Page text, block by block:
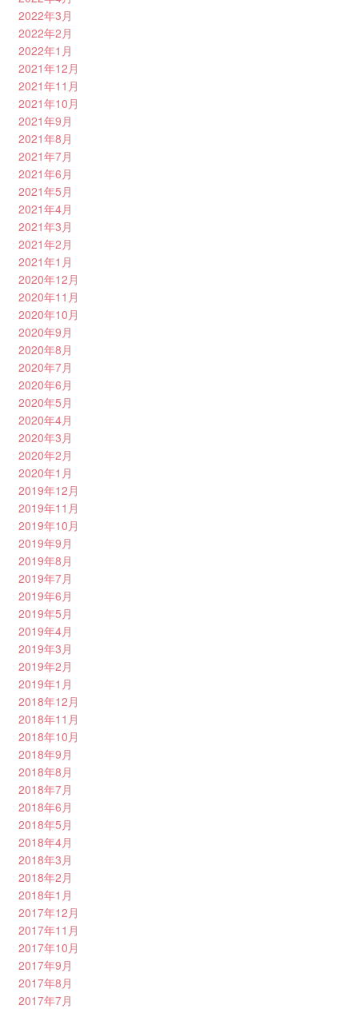
2022年3月
2022年2月
2022年1月
2021年12月
2021年11月
2021年10月
2021年9月
2021年8月
2021年7月
2021年6月
2021年5月
2021年4月
2021年3月
2021年2月
2021年1月
2020年12月
2020年11月
2020年10月
2020年9月
2020年8月
2020年7月
2020年6月
2020年5月
2020年4月
2020年3月
2020年2月
2020年1月
2019年12月
2019年11月
2019年10月
2019年9月
2019年8月
2019年7月
2019年6月
2019年5月
2019年4月
2019年3月
2019年2月
2019年1月
2018年12月
2018年11月
2018年10月
2018年9月
2018年8月
2018年7月
2018年6月
2018年5月
2018年4月
2018年3月
2018年2月
2018年1月
2017年12月
2017年11月
2017年10月
2017年9月
2017年8月
2017年7月